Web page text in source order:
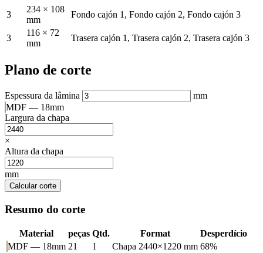
3
234 × 108
mm
Fondo cajón 1, Fondo cajón 2, Fondo cajón 3
3
116 × 72
mm
Trasera cajón 1, Trasera cajón 2, Trasera cajón 3
Plano de corte
Espessura da lâmina
mm
MDF — 18mm
Largura da chapa
×
Altura da chapa
mm
Calcular corte
Resumo do corte
Material peças Qtd. Format
Desperdício
MDF — 18mm 21 1 Chapa 2440×1220 mm 68%